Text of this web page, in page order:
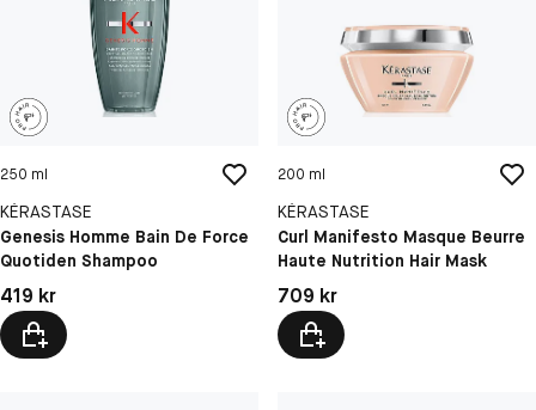
250 ml
KÉRASTASE
Genesis Homme Bain De Force
Quotiden Shampoo
Pris: 419 kr
419 kr
200 ml
KÉRASTASE
Curl Manifesto Masque Beurre
Haute Nutrition Hair Mask
Pris: 709 kr
709 kr